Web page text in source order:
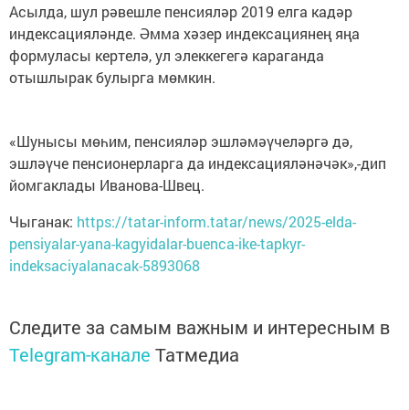
Асылда, шул рәвешле пенсияләр 2019 елга кадәр
индексацияләнде. Әмма хәзер индексациянең яңа
формуласы кертелә, ул элеккегегә караганда
отышлырак булырга мөмкин.
«Шунысы мөһим, пенсияләр эшләмәүчеләргә дә,
эшләүче пенсионерларга да индексацияләнәчәк»,-дип
йомгаклады Иванова-Швец.
Чыганак: https://tatar-inform.tatar/news/2025-elda-
pensiyalar-yana-kagyidalar-buenca-ike-tapkyr-
indeksaciyalanacak-5893068
Следите за самым важным и интересным в
Telegram-канале Татмедиа